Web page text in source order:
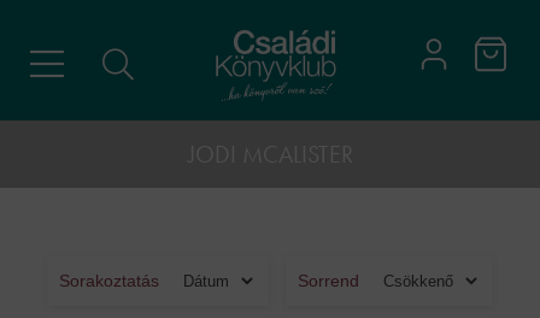
Sorakoztatás Sorrend